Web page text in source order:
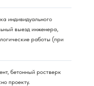
индивидуального
выезд инженера,
работы (при
бетонный ростверк
проекту.